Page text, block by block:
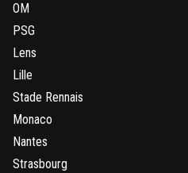
OM
PSG
Lens
Lille
Stade Rennais
Monaco
Nantes
Strasbourg